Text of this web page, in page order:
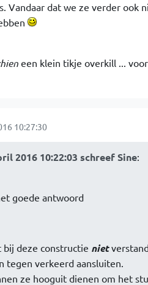
Vandaar dat we ze verder ook
een klein tikje overkill ...
10:27:30
2016 10:22:03 schreef Sine:
goede antwoord
bij deze constructie niet
tegen verkeerd aansluiten.
ze hooguit dienen om het